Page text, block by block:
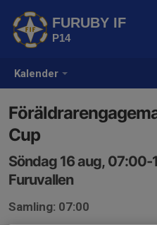
Kalender
FURUBY IF
P14
Cup
Söndag 16 aug, 07:00-
Furuvallen
Samling: 07:00